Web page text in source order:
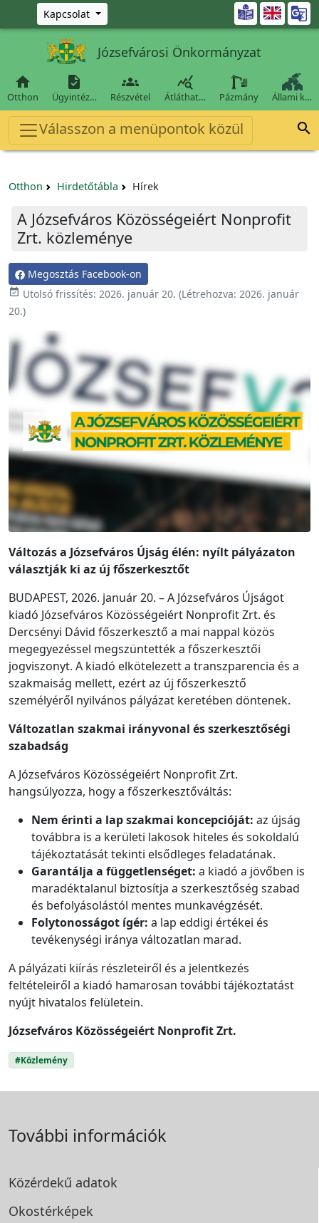
Ugrás a fő tartalomra
Kapcsolat 
Józsefvárosi Önkormányzat

Otthon

Ügyintéz…

Részvétel

Átláthat… Pázmány Állami k…
Válasszon a menüpontok közül 
Otthon Hirdetőtábla Hírek
A Józsefváros Közösségeiért Nonprofit
Zrt. közleménye
Megosztás Facebook-on
 Utolsó frissítés: 2026. január 20. (Létrehozva: 2026. január
20.)
Változás a Józsefváros Újság élén: nyílt pályázaton
választják ki az új főszerkesztőt
BUDAPEST, 2026. január 20. – A Józsefváros Újságot
kiadó Józsefváros Közösségeiért Nonprofit Zrt. és
Dercsényi Dávid főszerkesztő a mai nappal közös
megegyezéssel megszüntették a főszerkesztői
jogviszonyt. A kiadó elkötelezett a transzparencia és a
szakmaiság mellett, ezért az új főszerkesztő
személyéről nyilvános pályázat keretében döntenek.
Változatlan szakmai irányvonal és szerkesztőségi
szabadság
A Józsefváros Közösségeiért Nonprofit Zrt.
hangsúlyozza, hogy a főszerkesztőváltás:
Nem érinti a lap szakmai koncepcióját: az újság
továbbra is a kerületi lakosok hiteles és sokoldalú
tájékoztatását tekinti elsődleges feladatának.
Garantálja a függetlenséget: a kiadó a jövőben is
maradéktalanul biztosítja a szerkesztőség szabad
és befolyásolástól mentes munkavégzését.
Folytonosságot ígér: a lap eddigi értékei és
tevékenységi iránya változatlan marad.
A pályázati kiírás részleteiről és a jelentkezés
feltételeiről a kiadó hamarosan további tájékoztatást
nyújt hivatalos felületein.
Józsefváros Közösségeiért Nonprofit Zrt.
#Közlemény
További információk
Közérdekű adatok
Okostérképek